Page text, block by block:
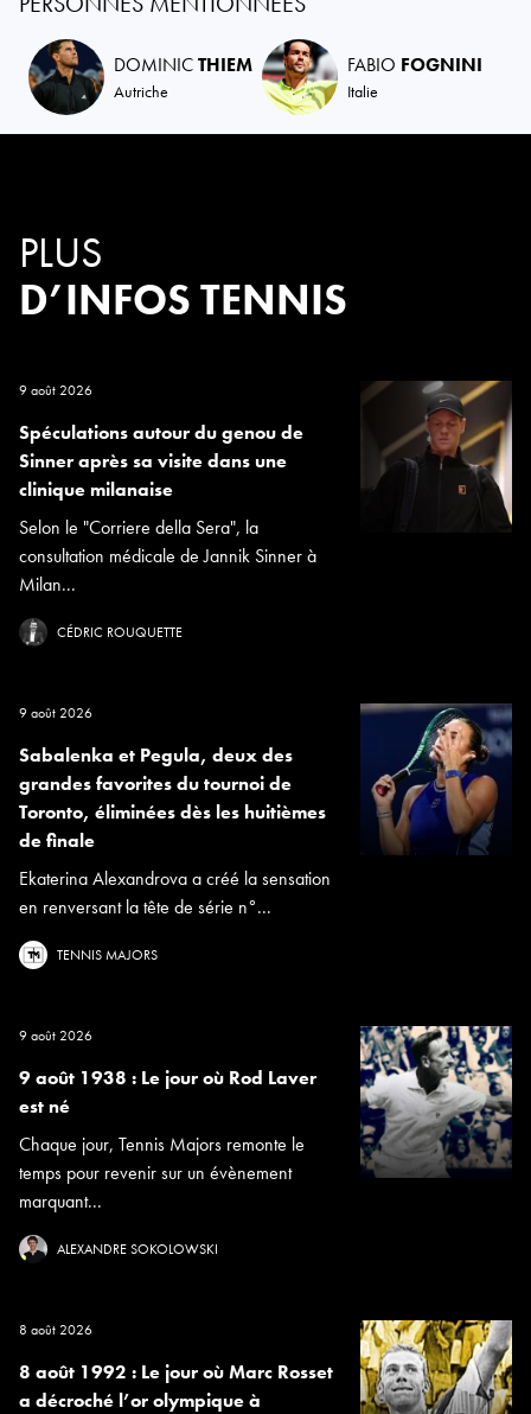
DOMINICTHIEM
Autriche
FABIO FOGNINI
Italie
PLUS
D’INFOS TENNIS
9 août 2026
Spéculations autour du genou de
Sinner après sa visite dans une
clinique milanaise
Selon le "Corriere della Sera", la
consultation médicale de Jannik Sinner à
Milan...
CÉDRIC ROUQUETTE
9 août 2026
Sabalenka et Pegula, deux des
grandes favorites du tournoi de
Toronto, éliminées dès les huitièmes
de finale
Ekaterina Alexandrova a créé la sensation
en renversant la tête de série n°...
TENNIS MAJORS
9 août 2026
9 août 1938 : Le jour où Rod Laver
est né
Chaque jour, Tennis Majors remonte le
temps pour revenir sur un évènement
marquant...
ALEXANDRE SOKOLOWSKI
8 août 2026
8 août 1992 : Le jour où Marc Rosset
a décroché l’or olympique à